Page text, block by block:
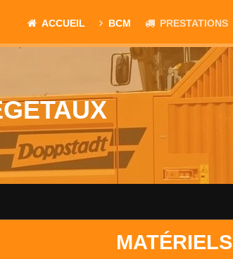
ACCUEIL BCM PRESTATIONS
MATÉRIELS